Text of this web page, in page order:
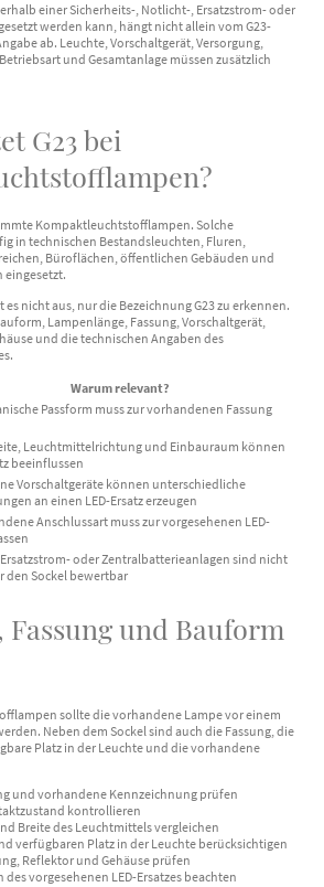
einer Sicherheits-, Notlicht-, Ersatzstrom- oder
werden kann, hängt nicht allein vom G23-
ab. Leuchte, Vorschaltgerät, Versorgung,
und Gesamtanlage müssen zusätzlich
G23 bei
Kompaktleuchtstofflampen. Solche
in technischen Bestandsleuchten, Fluren,
Büroflächen, öffentlichen Gebäuden und
eingesetzt.
es nicht aus, nur die Bezeichnung G23 zu erkennen.
Lampenlänge, Fassung, Vorschaltgerät,
und die technischen Angaben des
Warum relevant?
Passform muss zur vorhandenen Fassung
Leuchtmittelrichtung und Einbauraum können
beeinflussen
Vorschaltgeräte können unterschiedliche
an einen LED-Ersatz erzeugen
Anschlussart muss zur vorgesehenen LED-
oder Zentralbatterieanlagen sind nicht
den Sockel bewertbar
Fassung und Bauform
sollte die vorhandene Lampe vor einem
Neben dem Sockel sind auch die Fassung, die
Platz in der Leuchte und die vorhandene
und vorhandene Kennzeichnung prüfen
kontrollieren
Breite des Leuchtmittels vergleichen
verfügbaren Platz in der Leuchte berücksichtigen
Reflektor und Gehäuse prüfen
vorgesehenen LED-Ersatzes beachten